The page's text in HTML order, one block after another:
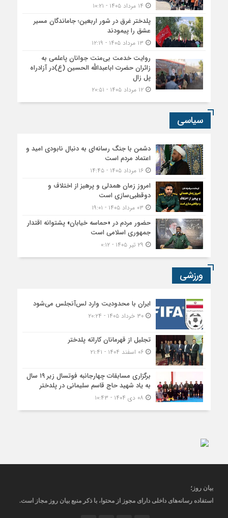
پلدختر غرق در شور اربعین؛ جاماندگان مسیر
عشق را پیمودند
روایت خدمت بی‌منت جوانان پاعلمی به
زائران حضرت اباعبدالله الحسین (ع)در آزادراه
پل زال
۱۲ مرداد ۱۴۰۵ - ۲۰:۵۱
سیاسی
دشمن با جنگ رسانه‌ای به دنبال نابودی امید و
اعتماد مردم است
۱۶ مرداد ۱۴۰۵ - ۱۴:۴۵
امروز زمان همدلی و پرهیز از اختلاف و
دوقطبی‌سازی است
حضور مردم در «حماسه خیابان» پشتوانه اقتدار
جمهوری اسلامی است
ورزشی
ایران با محدودیت وارد لس‌آنجلس می‌شود
۳۰ خرداد ۱۴۰۵ - ۲۰:۲۴
تجلیل از قهرمانان کاراته پلدختر
۰۶ اسفند ۱۴۰۴ - ۲۱:۴۱
برگزاری مسابقات چهارجانبه فوتسال زیر ۱۹ سال
به یاد شهید حاج قاسم سلیمانی در پلدختر
بیان روز ؛
استفاده رسانه‌های داخلی دارای مجوز از محتوا، با ذکر منبع بیان روز مجاز است.